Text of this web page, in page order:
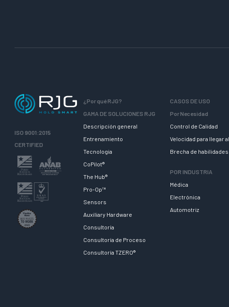
ISO 9001:2015
CERTIFIED
¿Por qué RJG?
GAMA DE SOLUCIONES RJG
Descripción general
Entrenamiento
Tecnologia
CoPilot®
The Hub®
Pro-Op™
Sensors
Auxiliary Hardware
Consultoría
Consultoría de Proceso
Consultoría TZERO®
CASOS DE USO
Por Necesidad
Control de Calidad
Velocidad para llegar
Brecha de habilidades
POR INDUSTRIA
Médica
Electrónica
Automotriz